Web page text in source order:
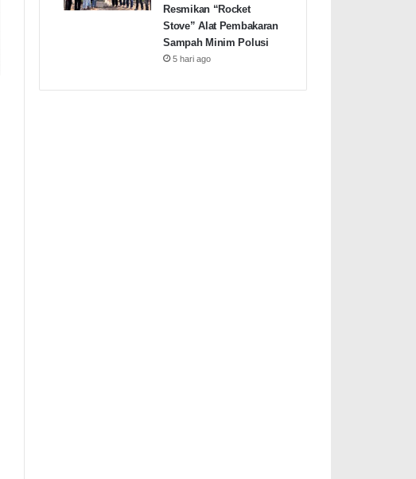
Resmikan “Rocket
Stove” Alat Pembakaran
Sampah Minim Polusi
5 hari ago